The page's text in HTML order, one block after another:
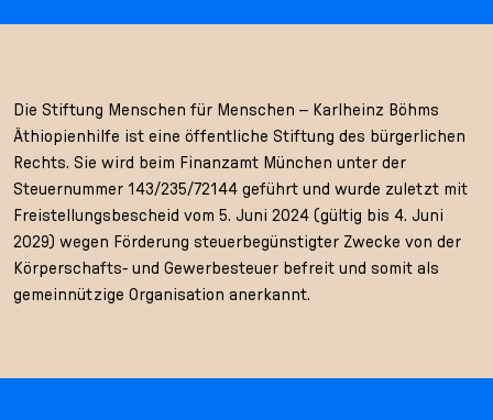
Die Stiftung Menschen für Menschen – Karlheinz Böhms
Äthiopienhilfe ist eine öffentliche Stiftung des bürgerlichen
Rechts. Sie wird beim Finanzamt München unter der
Steuernummer 143/235/72144 geführt und wurde zuletzt mit
Freistellungsbescheid vom 5. Juni 2024 (gültig bis 4. Juni
2029) wegen Förderung steuerbegünstigter Zwecke von der
Körperschafts- und Gewerbesteuer befreit und somit als
gemeinnützige Organisation anerkannt.